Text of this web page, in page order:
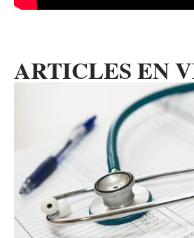
ARTICLES EN